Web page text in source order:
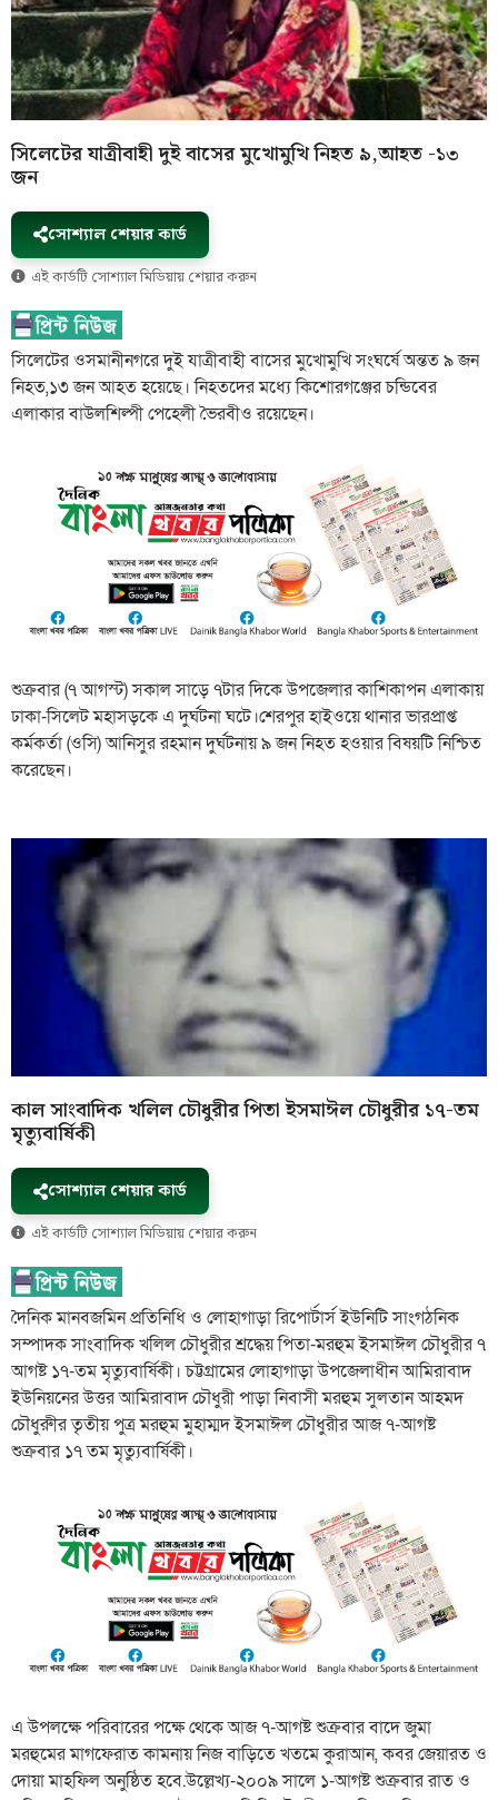
সিলেটের যাত্রীবাহী দুই বাসের মুখোমুখি নিহত ৯,আহত -১৩
জন
সোশ্যাল শেয়ার কার্ড
এই কার্ডটি সোশ্যাল মিডিয়ায় শেয়ার করুন
সিলেটের ওসমানীনগরে দুই যাত্রীবাহী বাসের মুখোমুখি সংঘর্ষে অন্তত ৯ জন
নিহত,১৩ জন আহত হয়েছে। নিহতদের মধ্যে কিশোরগঞ্জের চন্ডিবের
এলাকার বাউলশিল্পী পেহেলী ভৈরবীও রয়েছেন।
শুক্রবার (৭ আগস্ট) সকাল সাড়ে ৭টার দিকে উপজেলার কাশিকাপন এলাকায়
ঢাকা-সিলেট মহাসড়কে এ দুর্ঘটনা ঘটে।শেরপুর হাইওয়ে থানার ভারপ্রাপ্ত
কর্মকর্তা (ওসি) আনিসুর রহমান দুর্ঘটনায় ৯ জন নিহত হওয়ার বিষয়টি নিশ্চিত
করেছেন।
কাল সাংবাদিক খলিল চৌধুরীর পিতা ইসমাঈল চৌধুরীর ১৭-তম
মৃত্যুবার্ষিকী
সোশ্যাল শেয়ার কার্ড
এই কার্ডটি সোশ্যাল মিডিয়ায় শেয়ার করুন
দৈনিক মানবজমিন প্রতিনিধি ও লোহাগাড়া রিপোর্টার্স ইউনিটি সাংগঠনিক
সম্পাদক সাংবাদিক খলিল চৌধুরীর শ্রদ্ধেয় পিতা-মরহুম ইসমাঈল চৌধুরীর ৭
আগষ্ট ১৭-তম মৃত্যুবার্ষিকী। চট্টগ্রামের লোহাগাড়া উপজেলাধীন আমিরাবাদ
ইউনিয়নের উত্তর আমিরাবাদ চৌধুরী পাড়া নিবাসী মরহুম সুলতান আহমদ
চৌধুরুীর তৃতীয় পুত্র মরহুম মুহাম্মদ ইসমাঈল চৌধুরীর আজ ৭-আগষ্ট
শুক্রবার ১৭ তম মৃত্যুবার্ষিকী।
এ উপলক্ষে পরিবারের পক্ষে থেকে আজ ৭-আগষ্ট শুক্রবার বাদে জুমা
মরহুমের মাগফেরাত কামনায় নিজ বাড়িতে খতমে কুরাআন, কবর জেয়ারত ও
দোয়া মাহফিল অনুষ্ঠিত হবে.উল্লেখ্য-২০০৯ সালে ১-আগষ্ট শুক্রবার রাত ও